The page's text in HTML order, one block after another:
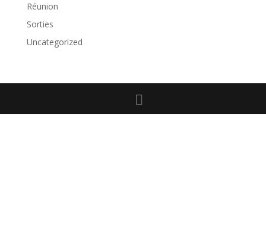
Réunion
Sorties
Uncategorized